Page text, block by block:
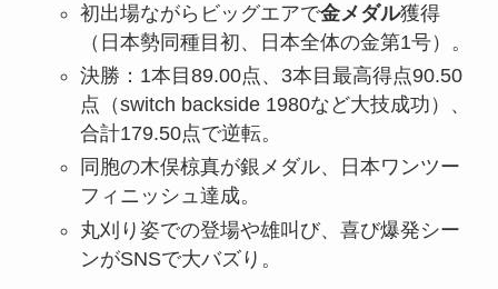
初出場ながらビッグエアで金メダル獲得
（日本勢同種目初、日本全体の金第1号）。
決勝：1本目89.00点、3本目最高得点90.50
点（switch backside 1980など大技成功）、
合計179.50点で逆転。
同胞の木俣椋真が銀メダル、日本ワンツー
フィニッシュ達成。
丸刈り姿での登場や雄叫び、喜び爆発シー
ンがSNSで大バズり。